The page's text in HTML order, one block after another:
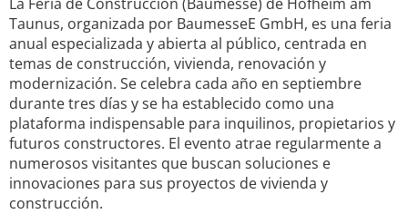
Taunus, organizada por BaumesseE GmbH, es una feria
anual especializada y abierta al público, centrada en
temas de construcción, vivienda, renovación y
modernización. Se celebra cada año en septiembre
durante tres días y se ha establecido como una
plataforma indispensable para inquilinos, propietarios y
futuros constructores. El evento atrae regularmente a
numerosos visitantes que buscan soluciones e
innovaciones para sus proyectos de vivienda y
construcción.